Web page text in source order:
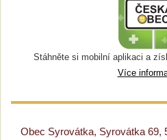
Stáhněte si mobilní aplikaci a
Více
Obec Syrovátka, Syrovátka 69,